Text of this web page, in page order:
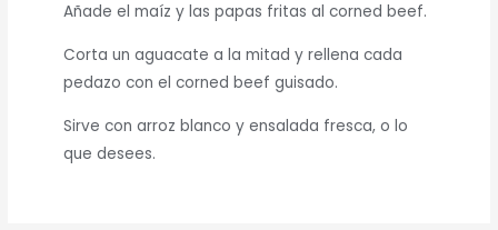
Añade el maíz y las papas fritas al corned beef.
Corta un aguacate a la mitad y rellena cada
pedazo con el corned beef guisado.
Sirve con arroz blanco y ensalada fresca, o lo
que desees.